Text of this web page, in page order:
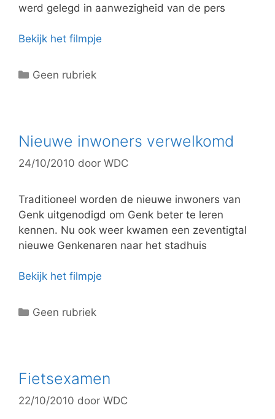
werd gelegd in aanwezigheid van de pers
Bekijk het filmpje
C
g
r
e
ë
n
Geen rubriek
Nieuwe inwoners verwelkomd
24/10/2010 door WDC
Traditioneel worden de nieuwe inwoners van
Genk uitgenodigd om Genk beter te leren
kennen. Nu ook weer kwamen een zeventigtal
nieuwe Genkenaren naar het stadhuis
Bekijk het filmpje
C
g
r
Geen rubriek
Fietsexamen
22/10/2010 door WDC